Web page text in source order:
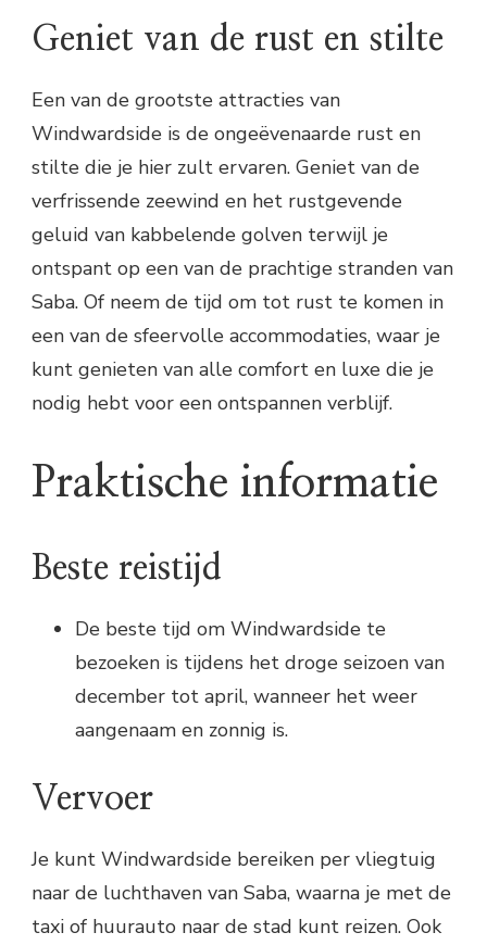
Geniet van de rust en stilte
Een van de grootste attracties van
Windwardside is de ongeëvenaarde rust en
stilte die je hier zult ervaren. Geniet van de
verfrissende zeewind en het rustgevende
geluid van kabbelende golven terwijl je
ontspant op een van de prachtige stranden van
Saba. Of neem de tijd om tot rust te komen in
een van de sfeervolle accommodaties, waar je
kunt genieten van alle comfort en luxe die je
nodig hebt voor een ontspannen verblijf.
Praktische informatie
Beste reistijd
De beste tijd om Windwardside te
bezoeken is tijdens het droge seizoen van
december tot april, wanneer het weer
aangenaam en zonnig is.
Vervoer
Je kunt Windwardside bereiken per vliegtuig
naar de luchthaven van Saba, waarna je met de
taxi of huurauto naar de stad kunt reizen. Ook